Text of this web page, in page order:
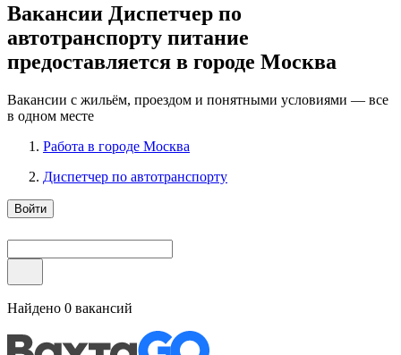
Вакансии Диспетчер по
автотранспорту питание
предоставляется в городе Москва
Вакансии с жильём, проездом и понятными условиями — все
в одном месте
Работа в городе Москва
Диспетчер по автотранспорту
Войти
Найдено 0 вакансий